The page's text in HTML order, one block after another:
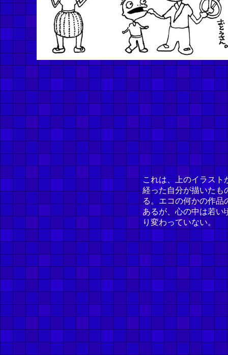
これは、上のイラスト
経った自分が描いたも
る。エコの何かの作品
あるが、心の中は若い
り変わっていない。